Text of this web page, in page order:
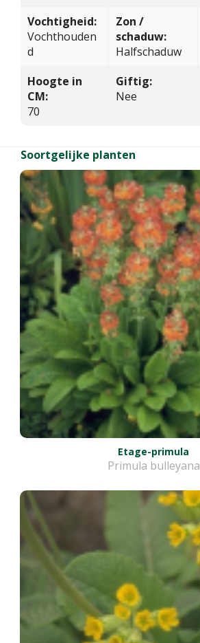
Vochtigheid:
Vochthouden
d
Zon /
schaduw:
Halfschaduw
Hoogte in
CM:
70
Giftig:
Nee
Soortgelijke planten
Etage-primula
Primula bulleyana